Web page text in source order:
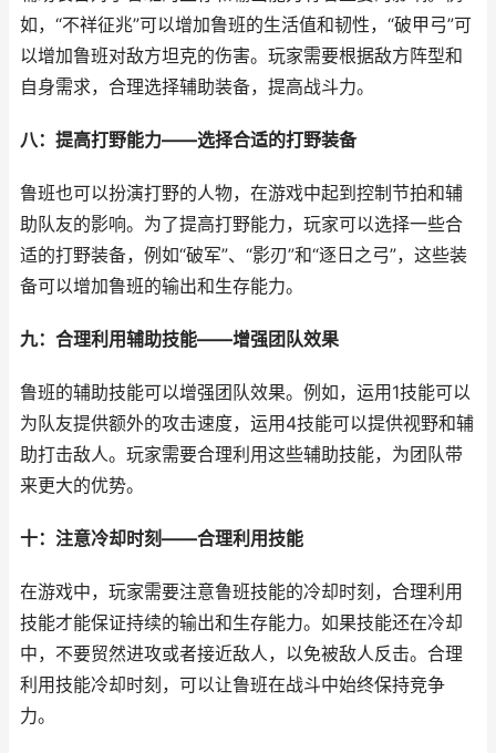
如，“不祥征兆”可以增加鲁班的生活值和韧性，“破甲弓”可
以增加鲁班对敌方坦克的伤害。玩家需要根据敌方阵型和
自身需求，合理选择辅助装备，提高战斗力。
八：提高打野能力——选择合适的打野装备
鲁班也可以扮演打野的人物，在游戏中起到控制节拍和辅
助队友的影响。为了提高打野能力，玩家可以选择一些合
适的打野装备，例如“破军”、“影刃”和“逐日之弓”，这些装
备可以增加鲁班的输出和生存能力。
九：合理利用辅助技能——增强团队效果
鲁班的辅助技能可以增强团队效果。例如，运用1技能可以
为队友提供额外的攻击速度，运用4技能可以提供视野和辅
助打击敌人。玩家需要合理利用这些辅助技能，为团队带
来更大的优势。
十：注意冷却时刻——合理利用技能
在游戏中，玩家需要注意鲁班技能的冷却时刻，合理利用
技能才能保证持续的输出和生存能力。如果技能还在冷却
中，不要贸然进攻或者接近敌人，以免被敌人反击。合理
利用技能冷却时刻，可以让鲁班在战斗中始终保持竞争
力。